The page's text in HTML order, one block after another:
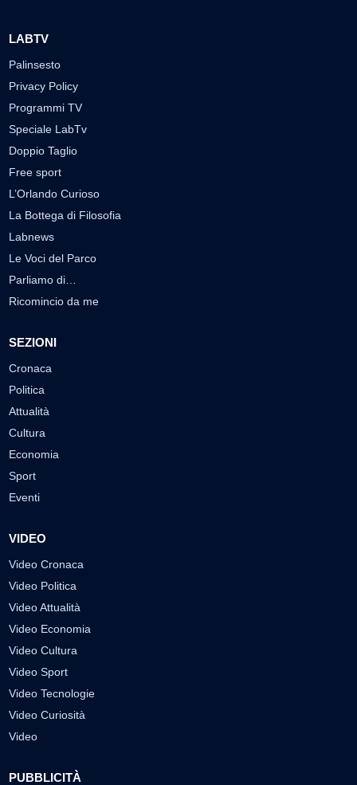
LABTV
Palinsesto
Privacy Policy
Programmi TV
Speciale LabTv
Doppio Taglio
Free sport
L’Orlando Curioso
La Bottega di Filosofia
Labnews
Le Voci del Parco
Parliamo di…
Ricomincio da me
SEZIONI
Cronaca
Politica
Attualità
Cultura
Economia
Sport
Eventi
VIDEO
Video Cronaca
Video Politica
Video Attualità
Video Economia
Video Cultura
Video Sport
Video Tecnologie
Video Curiosità
Video
PUBBLICITÀ